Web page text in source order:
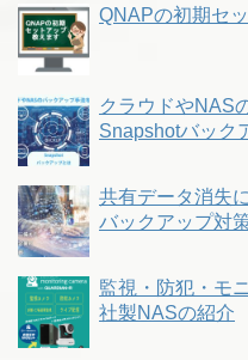
QNAPの初期セ
クラウドやNAS
Snapshotバック
共有データ消失
バックアップ対
監視・防犯・モ
社製NASの紹介